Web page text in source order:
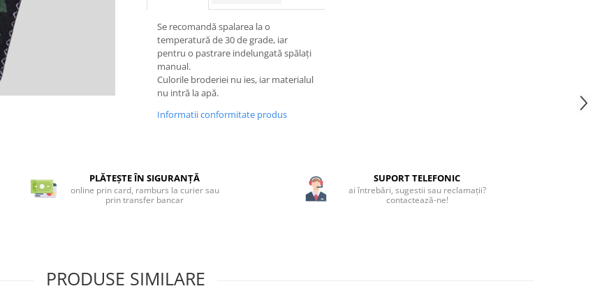
Se recomandă spalarea la o
temperatură de 30 de grade, iar
pentru o pastrare indelungată spălați
manual.
Culorile broderiei nu ies, iar materialul
nu intră la apă.
Informatii conformitate produs
PLĂTEȘTE ÎN SIGURANȚĂ
online prin card, ramburs la curier sau
prin transfer bancar
SUPORT TELEFONIC
ai întrebări, sugestii sau reclamații?
contactează-ne!
PRODUSE SIMILARE